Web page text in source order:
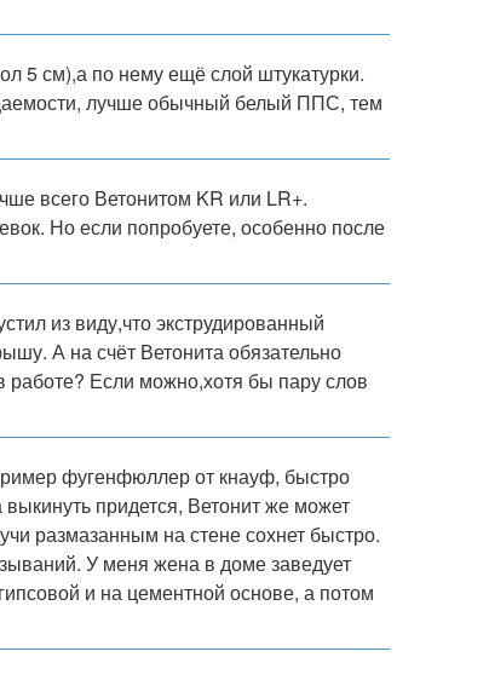
5 см),а по нему ещё слой штукатурки.
лучше обычный белый ППС, тем
всего Ветонитом KR или LR+.
Но если попробуете, особенно после
из виду,что экструдированный
А на счёт Ветонита обязательно
работе? Если можно,хотя бы пару слов
фугенфюллер от кнауф, быстро
придется, Ветонит же может
размазанным на стене сохнет быстро.
У меня жена в доме заведует
и на цементной основе, а потом